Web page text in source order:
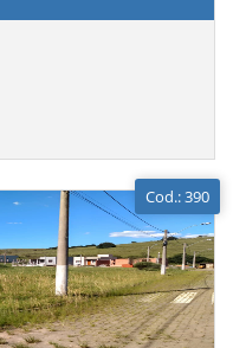
Cod.: 390